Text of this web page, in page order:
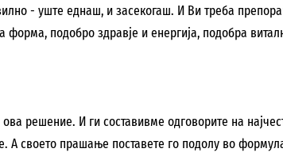
- уште еднаш, и засекогаш. И Ви треба
подобро здравје и енергија, подобра
решение. И ги составивме одговорите на
своето прашање поставете го подолу во